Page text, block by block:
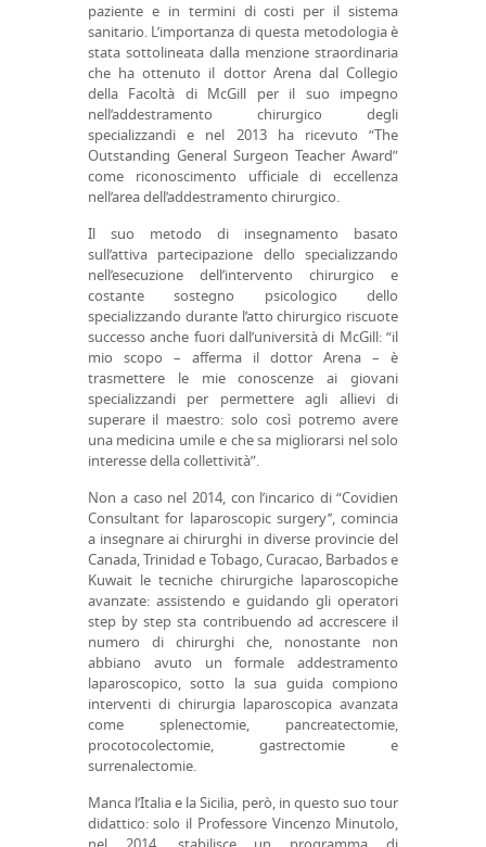
paziente e in termini di costi per il sistema
sanitario. L’importanza di questa metodologia è
stata sottolineata dalla menzione straordinaria
che ha ottenuto il dottor Arena dal Collegio
della Facoltà di McGill per il suo impegno
nell’addestramento chirurgico degli
specializzandi e nel 2013 ha ricevuto “The
Outstanding General Surgeon Teacher Award”
come riconoscimento ufficiale di eccellenza
nell’area dell’addestramento chirurgico.
Il suo metodo di insegnamento basato
sull’attiva partecipazione dello specializzando
nell’esecuzione dell’intervento chirurgico e
costante sostegno psicologico dello
specializzando durante l’atto chirurgico riscuote
successo anche fuori dall’università di McGill: “il
mio scopo – afferma il dottor Arena – è
trasmettere le mie conoscenze ai giovani
specializzandi per permettere agli allievi di
superare il maestro: solo così potremo avere
una medicina umile e che sa migliorarsi nel solo
interesse della collettività”.
Non a caso nel 2014, con l’incarico di “Covidien
Consultant for laparoscopic surgery’’, comincia
a insegnare ai chirurghi in diverse provincie del
Canada, Trinidad e Tobago, Curacao, Barbados e
Kuwait le tecniche chirurgiche laparoscopiche
avanzate: assistendo e guidando gli operatori
step by step sta contribuendo ad accrescere il
numero di chirurghi che, nonostante non
abbiano avuto un formale addestramento
laparoscopico, sotto la sua guida compiono
interventi di chirurgia laparoscopica avanzata
come splenectomie, pancreatectomie,
procotocolectomie, gastrectomie e
surrenalectomie.
Manca l’Italia e la Sicilia, però, in questo suo tour
didattico: solo il Professore Vincenzo Minutolo,